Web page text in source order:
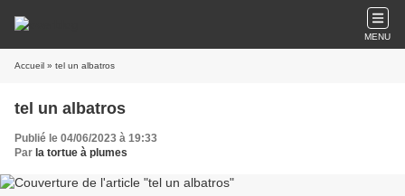
MENU
Accueil » tel un albatros
tel un albatros
Publié le 04/06/2023 à 19:33
Par la tortue à plumes